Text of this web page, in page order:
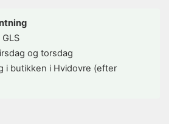
og torsdag
i butikken i Hvidovre (efter